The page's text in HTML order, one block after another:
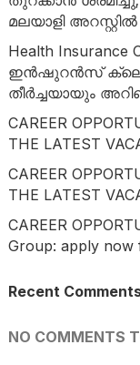
മലയാളി അറസ്റ്റിൽ
Health Insurance
ഇൻഷുറൻസ്
തീർച്ചയായും
CAREER
THE LATEST
CAREER
THE LATEST
CAREER
Group: apply now
Recent
NO COMMENTS